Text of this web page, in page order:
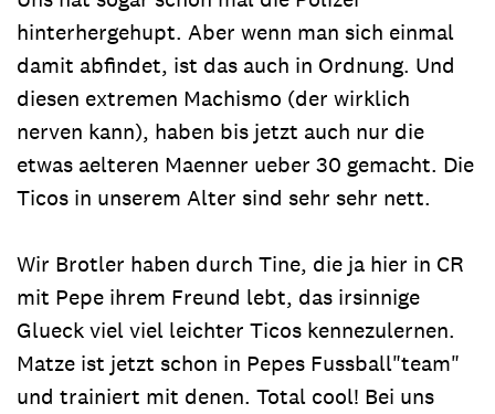
hinterhergehupt. Aber wenn man sich einmal
damit abfindet, ist das auch in Ordnung. Und
diesen extremen Machismo (der wirklich
nerven kann), haben bis jetzt auch nur die
etwas aelteren Maenner ueber 30 gemacht. Die
Ticos in unserem Alter sind sehr sehr nett.
Wir Brotler haben durch Tine, die ja hier in CR
mit Pepe ihrem Freund lebt, das irsinnige
Glueck viel viel leichter Ticos kennezulernen.
Matze ist jetzt schon in Pepes Fussball"team"
und trainiert mit denen. Total cool! Bei uns